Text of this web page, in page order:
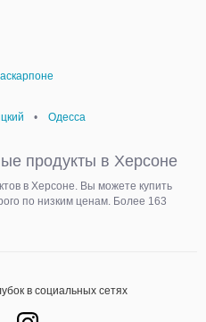
• Одесса
продукты в Херсоне
в Херсоне. Вы можете купить
по низким ценам. Более 163
в социальных сетях